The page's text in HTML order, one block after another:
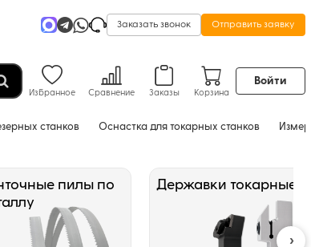
Заказать звонок Отправить заявку
Избранное Сравнение Заказы Корзина
Войти
станков Оснастка для токарных станков
пилы по
Державки токарные